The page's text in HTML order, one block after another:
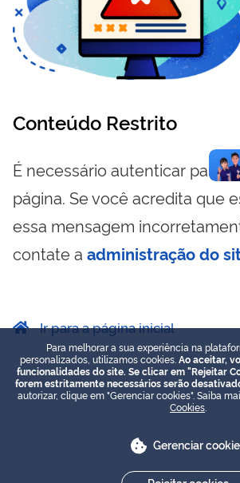
Conteúdo Restrito
É necessário autenticar para
página. Se você acredita que
essa mensagem
contate a administração do
Ir para a página inicial
Para melhorar a sua experiência na
personalizados, utilizamos cookies. Ao aceitar,
funcionalidades do site. Se clicar em "Rejeitar
forem estritamente necessários serão
autorizar, clique em "Gerenciar cookies". Saiba
Cookies
Gerenciar